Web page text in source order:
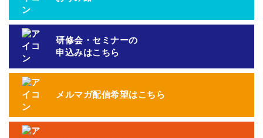
研修会・セミナーの
申込みはこちら
メルマガ配信希望はこちら